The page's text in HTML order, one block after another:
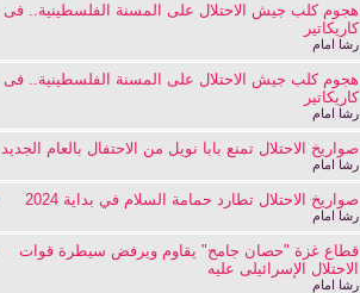
هجوم كلب جيش الاحتلال على المسنة الفلسطينية.. فى
كاريكاتير
رشا امام
هجوم كلب جيش الاحتلال على المسنة الفلسطينية.. فى
كاريكاتير
رشا امام
صواريخ الاحتلال تمنع بابا نويل من الاحتفال بالعام الجديد
رشا امام
صواريخ الاحتلال تطارد حمامة السلام في بداية 2024
رشا امام
قطاع غزة "حصان جامح" يقاوم ويرفض سيطرة قوات
الاحتلال الإسرائيلى عليه
رشا امام